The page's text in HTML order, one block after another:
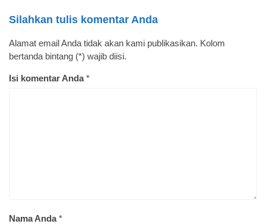
Silahkan tulis komentar Anda
Alamat email Anda tidak akan kami publikasikan. Kolom
bertanda bintang (*) wajib diisi.
Isi komentar Anda*
Nama Anda*